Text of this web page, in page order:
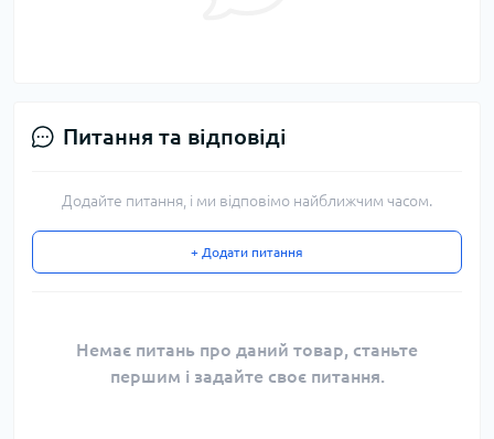
Питання та відповіді
Додайте питання, і ми відповімо найближчим часом.
+ Додати питання
Немає питань про даний товар, станьте
першим і задайте своє питання.